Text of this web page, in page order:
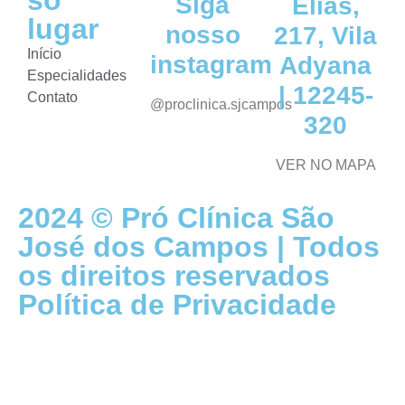
lugar
Início
Especialidades
Contato
nosso
instagram
@proclinica.sjcampos
Elias,
217, Vila
Adyana
| 12245-
320
VER NO MAPA
2024 © Pró Clínica São
José dos Campos | Todos
os direitos reservados
Política de Privacidade